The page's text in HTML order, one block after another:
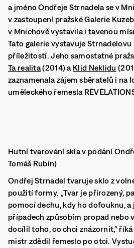
a jméno Ondřeje Strnadela se v
v zastoupení pražské Galerie
v Mnichově vystavila i tavenou
Tato galerie vystavuje
příležitostí. Jeho samostatné
Ta realita(2014) a Klid Neklidu
zaznamenala zájem sběratelů i na
uměleckého řemesla
Hutní tvarování skla v podání
Tomáš Rubín)
Ondřej Strnadel tvaruje sklo z
použití formy. „Tvar je přirozený,
pomocí dechu, kdy ho dofouknu, a
případech způsobím propad nebo
docílil toho, co chci znázornit,“
mistr zdědil řemeslo po otci.